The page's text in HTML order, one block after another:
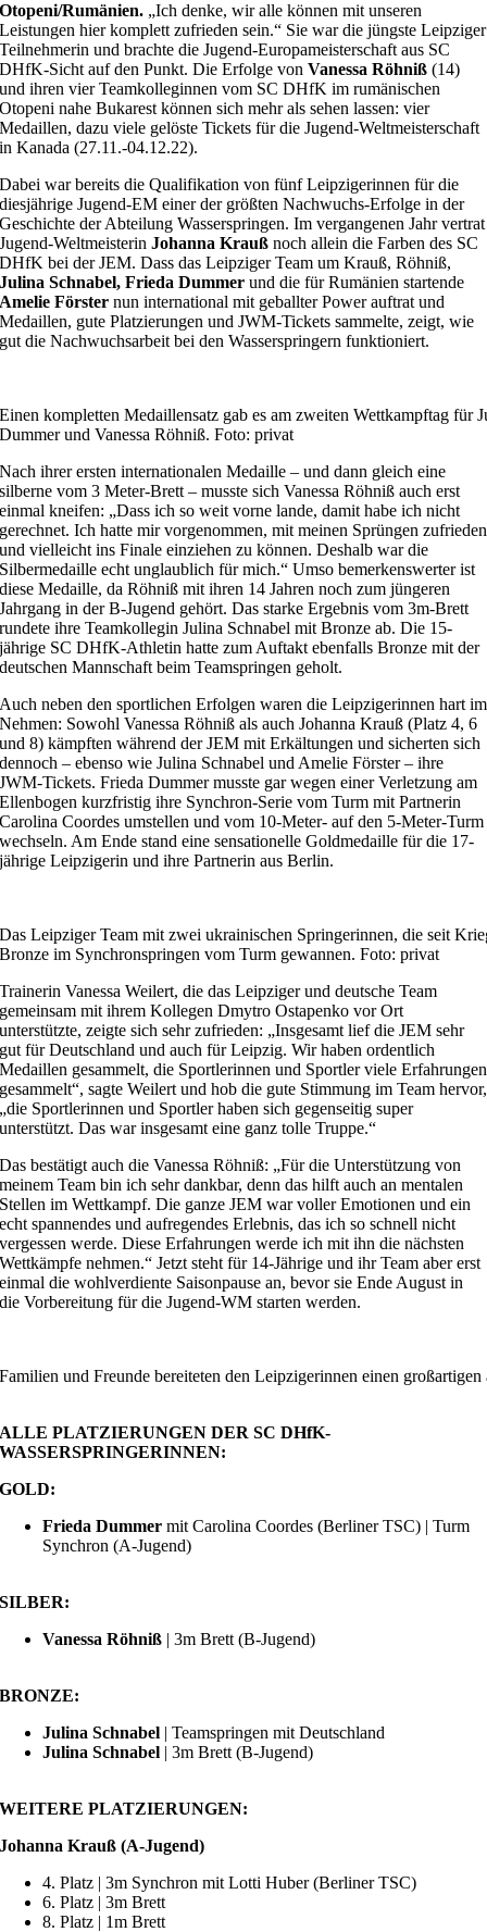
Otopeni/Rumänien. „Ich denke, wir alle können mit unseren
Leistungen hier komplett zufrieden sein.“ Sie war die jüngste Leipziger
Teilnehmerin und brachte die Jugend-Europameisterschaft aus SC
DHfK-Sicht auf den Punkt. Die Erfolge vonVanessa Röhniß(14)
und ihren vier Teamkolleginnen vom SC DHfK im rumänischen
Otopeni nahe Bukarest können sich mehr als sehen lassen: vier
Medaillen, dazu viele gelöste Tickets für die Jugend-Weltmeisterschaft
in Kanada (27.11.-04.12.22).
Dabei war bereits die Qualifikation von fünf Leipzigerinnen für die
diesjährige Jugend-EM einer der größten Nachwuchs-Erfolge in der
Geschichte der Abteilung Wasserspringen. Im vergangenen Jahr vertrat
Jugend-WeltmeisterinJohanna Krauß noch allein die Farben des SC
DHfK bei der JEM. Dass das Leipziger Team um Krauß, Röhniß,
Julina Schnabel, Frieda Dummer und die für Rumänien startende
Amelie Förster nun international mit geballter Power auftrat und
Medaillen, gute Platzierungen und JWM-Tickets sammelte, zeigt, wie
gut die Nachwuchsarbeit bei den Wasserspringern funktioniert.
Einen kompletten Medaillensatz gab es am zweiten Wettkampftag für
Dummer und Vanessa Röhniß. Foto: privat
Nach ihrer ersten internationalen Medaille – und dann gleich eine
silberne vom 3 Meter-Brett – musste sich Vanessa Röhniß auch erst
einmal kneifen: „Dass ich so weit vorne lande, damit habe ich nicht
gerechnet. Ich hatte mir vorgenommen, mit meinen Sprüngen zufrieden
und vielleicht ins Finale einziehen zu können. Deshalb war die
Silbermedaille echt unglaublich für mich.“ Umso bemerkenswerter ist
diese Medaille, da Röhniß mit ihren 14 Jahren noch zum jüngeren
Jahrgang in der B-Jugend gehört. Das starke Ergebnis vom 3m-Brett
rundete ihre Teamkollegin Julina Schnabel mit Bronze ab. Die 15-
jährige SC DHfK-Athletin hatte zum Auftakt ebenfalls Bronze mit der
deutschen Mannschaft beim Teamspringen geholt.
Auch neben den sportlichen Erfolgen waren die Leipzigerinnen hart im
Nehmen: Sowohl Vanessa Röhniß als auch Johanna Krauß (Platz 4, 6
und 8) kämpften während der JEM mit Erkältungen und sicherten sich
dennoch – ebenso wie Julina Schnabel und Amelie Förster – ihre
JWM-Tickets. Frieda Dummer musste gar wegen einer Verletzung am
Ellenbogen kurzfristig ihre Synchron-Serie vom Turm mit Partnerin
Carolina Coordes umstellen und vom 10-Meter- auf den 5-Meter-Turm
wechseln. Am Ende stand eine sensationelle Goldmedaille für die 17-
jährige Leipzigerin und ihre Partnerin aus Berlin.
Das Leipziger Team mit zwei ukrainischen Springerinnen, die seit
Bronze im Synchronspringen vom Turm gewannen. Foto: privat
Trainerin Vanessa Weilert, die das Leipziger und deutsche Team
gemeinsam mit ihrem Kollegen Dmytro Ostapenko vor Ort
unterstützte, zeigte sich sehr zufrieden: „Insgesamt lief die JEM sehr
gut für Deutschland und auch für Leipzig. Wir haben ordentlich
Medaillen gesammelt, die Sportlerinnen und Sportler viele Erfahrungen
gesammelt“, sagte Weilert und hob die gute Stimmung im Team hervor,
„die Sportlerinnen und Sportler haben sich gegenseitig super
unterstützt. Das war insgesamt eine ganz tolle Truppe.“
Das bestätigt auch die Vanessa Röhniß: „Für die Unterstützung von
meinem Team bin ich sehr dankbar, denn das hilft auch an mentalen
Stellen im Wettkampf. Die ganze JEM war voller Emotionen und ein
echt spannendes und aufregendes Erlebnis, das ich so schnell nicht
vergessen werde. Diese Erfahrungen werde ich mit ihn die nächsten
Wettkämpfe nehmen.“ Jetzt steht für 14-Jährige und ihr Team aber erst
einmal die wohlverdiente Saisonpause an, bevor sie Ende August in
die Vorbereitung für die Jugend-WM starten werden.
Familien und Freunde bereiteten den Leipzigerinnen einen
ALLE PLATZIERUNGEN DER SC DHfK-
WASSERSPRINGERINNEN:
GOLD:
Frieda Dummer mit Carolina Coordes (Berliner TSC) | Turm
Synchron (A-Jugend)
SILBER:
Vanessa Röhniß | 3m Brett (B-Jugend)
BRONZE:
Julina Schnabel | Teamspringen mit Deutschland
Julina Schnabel | 3m Brett (B-Jugend)
WEITERE PLATZIERUNGEN:
Johanna Krauß (A-Jugend)
4. Platz | 3m Synchron mit Lotti Huber (Berliner TSC)
6. Platz | 3m Brett
8. Platz | 1m Brett